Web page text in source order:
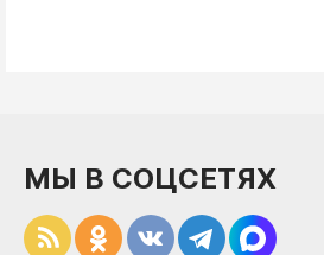
МЫ В СОЦСЕТЯХ